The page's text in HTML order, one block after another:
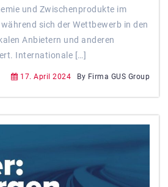
und Zwischenprodukte im
sich der Wettbewerb in den
Anbietern und anderen
Internationale […]
17. April 2024 By Firma GUS Group